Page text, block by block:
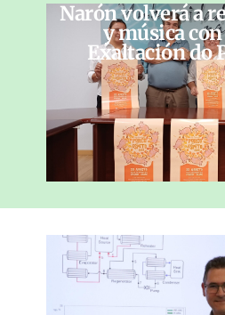
Narón volverá a
y música
Exaltación do